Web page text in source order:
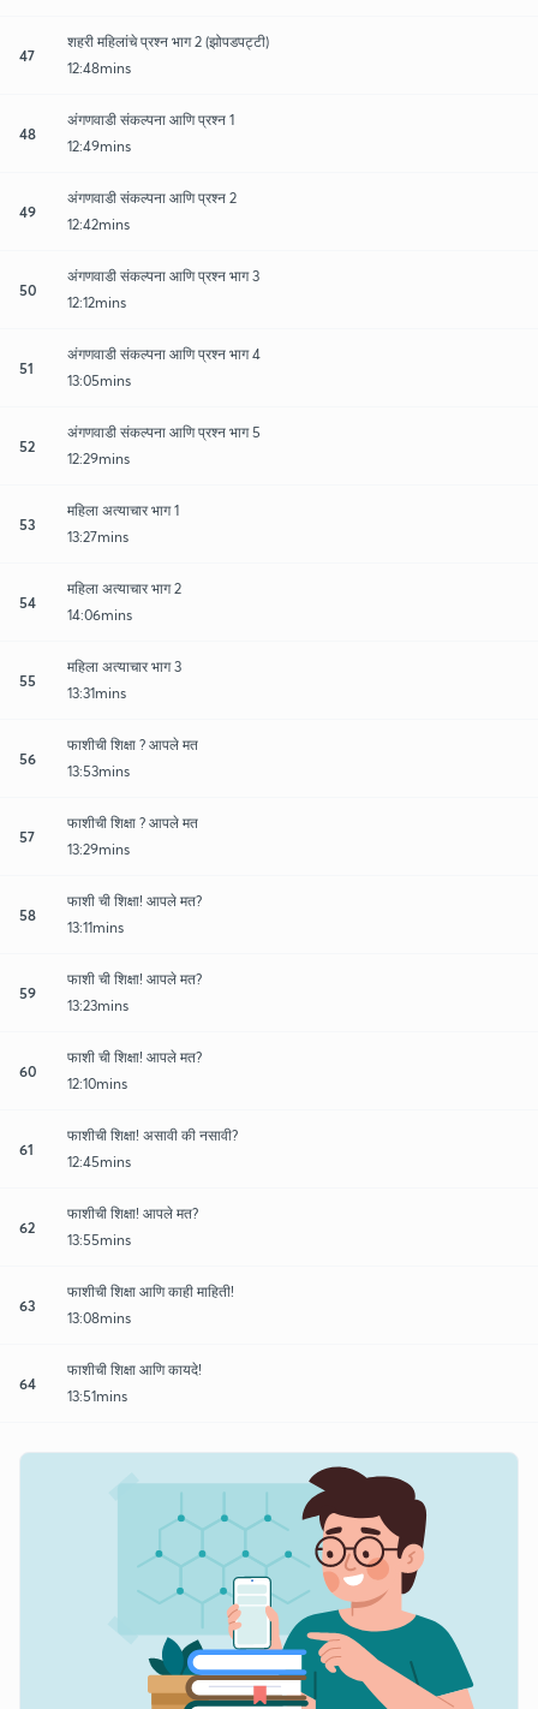
47
शहरी महिलांचे प्रश्न भाग 2 (झोपडपट्टी)
12:48mins
48
अंगणवाडी संकल्पना आणि प्रश्न 1
12:49mins
49
अंगणवाडी संकल्पना आणि प्रश्न 2
12:42mins
50
अंगणवाडी संकल्पना आणि प्रश्न भाग 3
12:12mins
51
अंगणवाडी संकल्पना आणि प्रश्न भाग 4
13:05mins
52
अंगणवाडी संकल्पना आणि प्रश्न भाग 5
12:29mins
53
महिला अत्याचार भाग 1
13:27mins
54
महिला अत्याचार भाग 2
14:06mins
55
महिला अत्याचार भाग 3
13:31mins
56
फाशीची शिक्षा ? आपले मत
13:53mins
57
फाशीची शिक्षा ? आपले मत
13:29mins
58
फाशी ची शिक्षा! आपले मत?
13:11mins
59
फाशी ची शिक्षा! आपले मत?
13:23mins
60
फाशी ची शिक्षा! आपले मत?
12:10mins
61
फाशीची शिक्षा! असावी की नसावी?
12:45mins
62
फाशीची शिक्षा! आपले मत?
13:55mins
63
फाशीची शिक्षा आणि काही माहिती!
13:08mins
64
फाशीची शिक्षा आणि कायदे!
13:51mins